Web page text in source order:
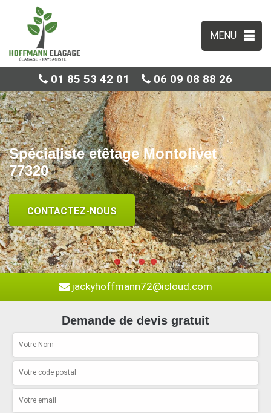
MENU
01 85 53 42 01 06 09 08 88 26
Spécialiste etêtage Montolivet
77320
CONTACTEZ-NOUS
jackyhoffmann72@icloud.com
Demande de devis gratuit